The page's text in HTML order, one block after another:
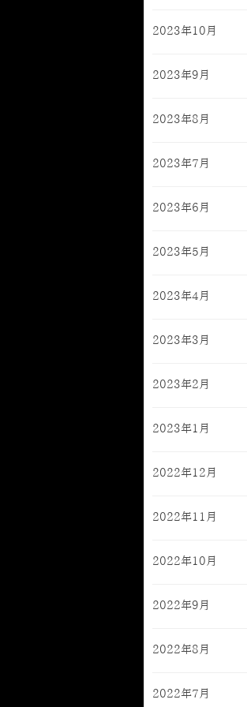
2023年10月
2023年9月
2023年8月
2023年7月
2023年6月
2023年5月
2023年4月
2023年3月
2023年2月
2023年1月
2022年12月
2022年11月
2022年10月
2022年9月
2022年8月
2022年7月